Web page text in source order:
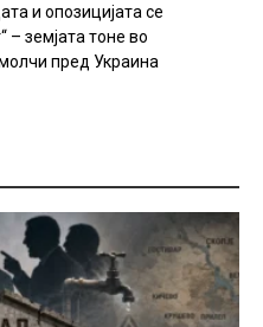
и опозицијата се
– земјата тоне во
пред Украина